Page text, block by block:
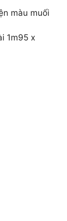
màu muối
1m95 x